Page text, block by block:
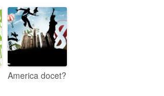
America docet?